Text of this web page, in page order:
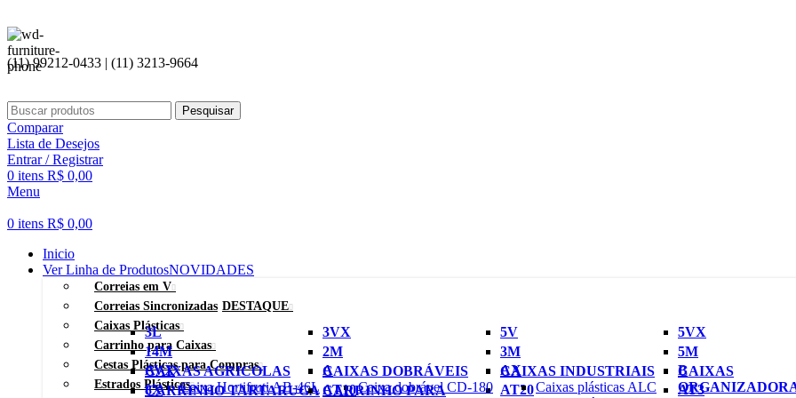
(11) 99212-0433 | (11) 3213-9664
Pesquisar
Comparar
Lista de Desejos
Entrar / Registrar
0 itens R$ 0,00
Menu
0 itens R$ 0,00
Inicio
Ver Linha de ProdutosNOVIDADES
Correias em V
3L 3VX 5V 5VX
AVX A AX B
Correias Sincronizadas DESTAQUE
14M 2M 3M 5M
8X AT10 AT20 AT3
Caixas Plásticas
CAIXAS AGRICOLAS
Caixa Hortifruti AB-46L
CAIXAS DOBRÁVEIS
Caixa dobrável CD-180
CAIXAS INDUSTRIAIS
Caixas plásticas ALC
CAIXAS
Carrinho para Caixas
CARRINHO TARTARUGACARRINHO PARA
Cestas Plásticas para Compras
Estrados Plásticos